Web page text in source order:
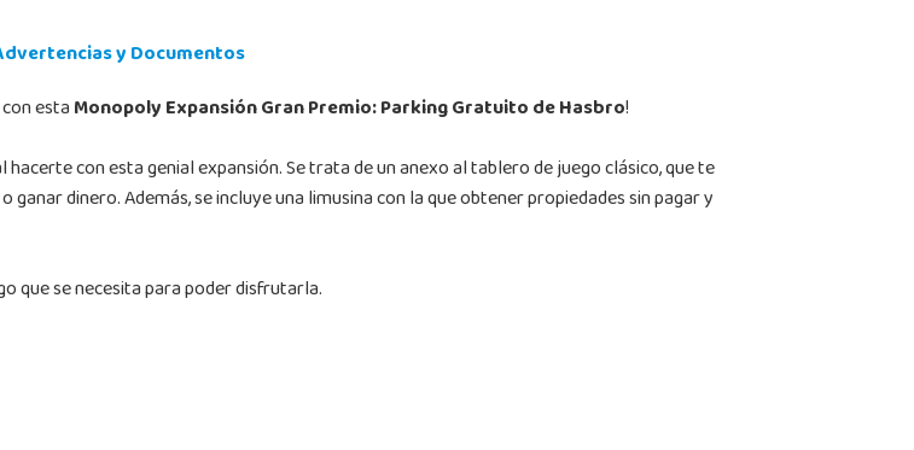
y Documentos
estaMonopoly Expansión Gran Premio: Parking Gratuito de Hasbro!
con esta genial expansión. Se trata de un anexo al tablero de juego clásico, que te
dinero. Además, se incluye una limusina con la que obtener propiedades sin pagar y
que se necesita para poder disfrutarla.